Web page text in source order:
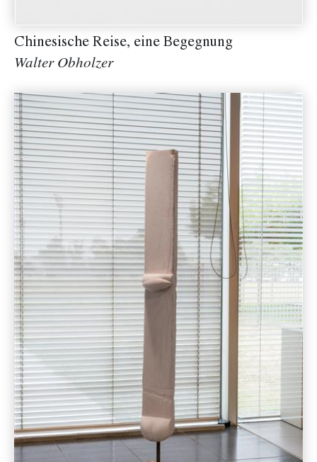
Chinesische Reise, eine Begegnung
Walter Obholzer